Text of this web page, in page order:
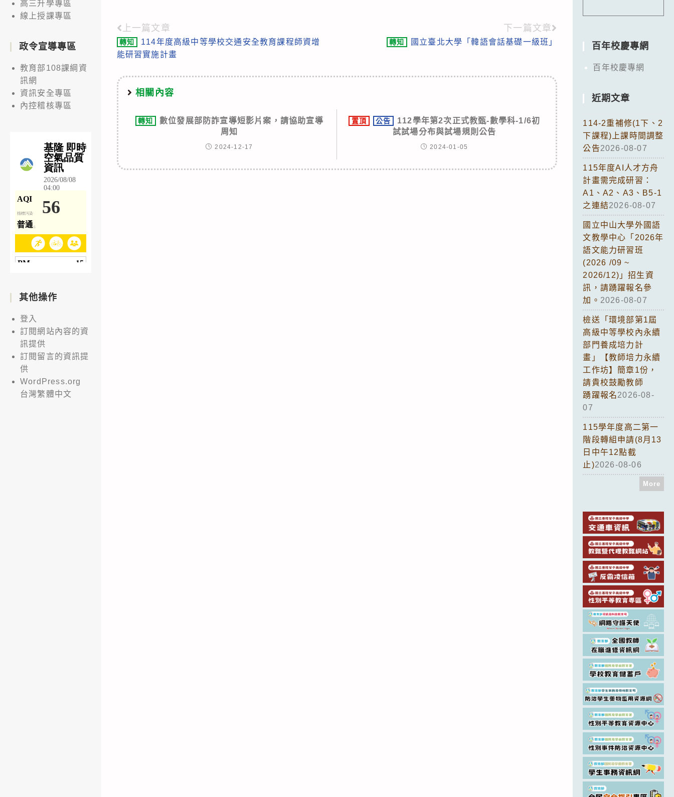
Read
more
上一篇文章
轉知
114年度高級中等學校交通安全教育課程師資增
能研習實施計畫
下一篇文章
轉知 國立臺北大學「韓語會話基礎一級班」
相關內容
轉知
數位發展部防詐宣導短影片案，請協助宣導
周知
2024-12-17
置頂 公告
112學年第2次正式教甄-數學科-1/6初
試試場分布與試場規則公告
2024-01-05
高三升學專區
線上授課專區
政令宣導專區
教育部108課綱資
訊網
資訊安全專區
內控稽核專區
其他操作
登入
訂閱網站內容的資
訊提供
訂閱留言的資訊提
供
WordPress.org
台灣繁體中文
百年校慶專網
百年校慶專網
近期文章
114-2重補修(1下、2
下課程)上課時間調整
公告2026-08-07
115年度AI人才方舟
計畫需完成研習：
A1、A2、A3、B5-1
之連結2026-08-07
國立中山大學外國語
文教學中心「2026年
語文能力研習班
(2026 /09 ~
2026/12)」招生資
訊，請踴躍報名參
加。 2026-08-07
檢送「環境部第1屆
高級中等學校內永續
部門養成培力計
畫」【教師培力永續
工作坊】簡章1份，
請貴校鼓勵教師
踴躍報名2026-08-
07
115學年度高二第一
階段轉組申請(8月13
日中午12點截
止)2026-08-06
More